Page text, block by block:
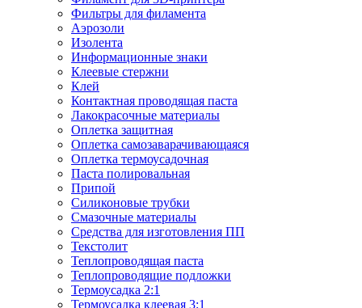
Фильтры для филамента
Аэрозоли
Изолента
Информационные знаки
Клеевые стержни
Клей
Контактная проводящая паста
Лакокрасочные материалы
Оплетка защитная
Оплетка самозаварачивающаяся
Оплетка термоусадочная
Паста полировальная
Припой
Силиконовые трубки
Смазочные материалы
Средства для изготовления ПП
Текстолит
Теплопроводящая паста
Теплопроводящие подложки
Термоусадка 2:1
Термоусадка клеевая 3:1